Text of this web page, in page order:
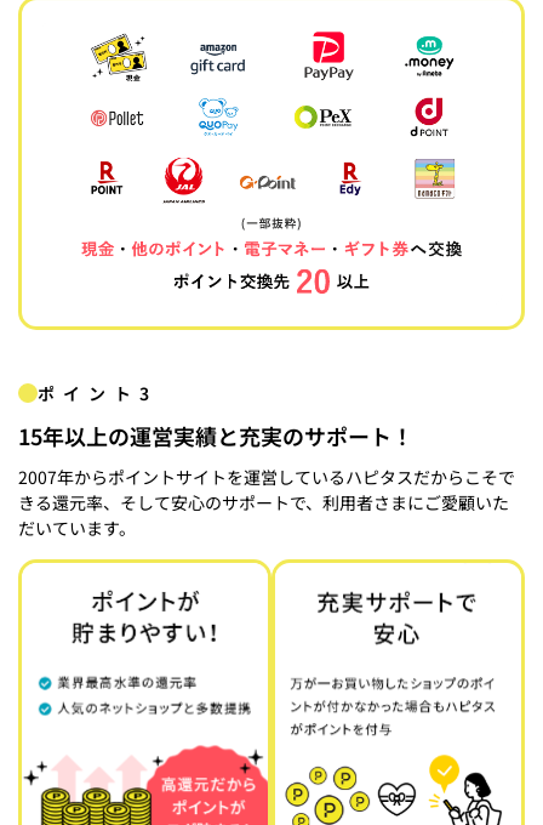
ポイント3
15年以上の運営実績と充実のサポート！
2007年からポイントサイトを運営しているハピタスだからこそで
きる還元率、そして安心のサポートで、利用者さまにご愛顧いた
だいています。